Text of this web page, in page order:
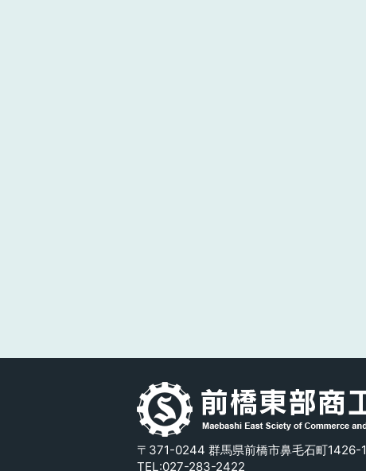
〒371-0244 群馬県前橋市鼻毛石町1426-1
TEL:027-283-2422